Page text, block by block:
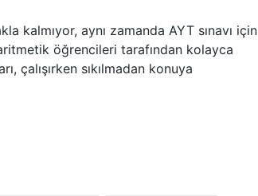
kalmıyor, aynı zamanda AYT sınavı için
öğrencileri tarafından kolayca
çalışırken sıkılmadan konuya